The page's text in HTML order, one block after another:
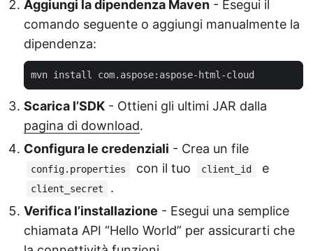
Aggiungi la dipendenza Maven - Esegui il
comando seguente o aggiungi manualmente la
dipendenza:
Scarica l’SDK - Ottieni gli ultimi JAR dalla
pagina di download.
Configura le credenziali - Crea un file
config.properties con il tuo client_id e
client_secret
.
Verifica l’installazione - Esegui una semplice
chiamata API “Hello World” per assicurarti che